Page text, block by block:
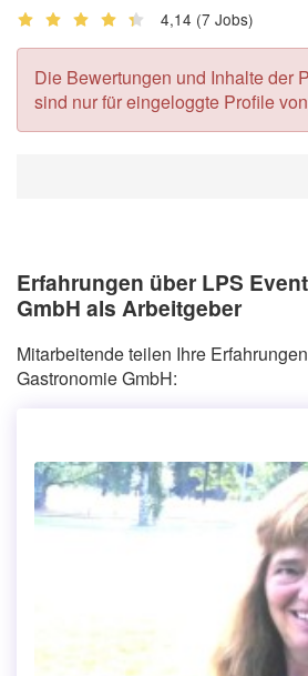
4,14 (7 Jobs)
Die Bewertungen und Inhalte der
sind nur für eingeloggte Profile
Erfahrungen über LPS
GmbH als Arbeitgeber
Mitarbeitende teilen Ihre
Gastronomie GmbH: